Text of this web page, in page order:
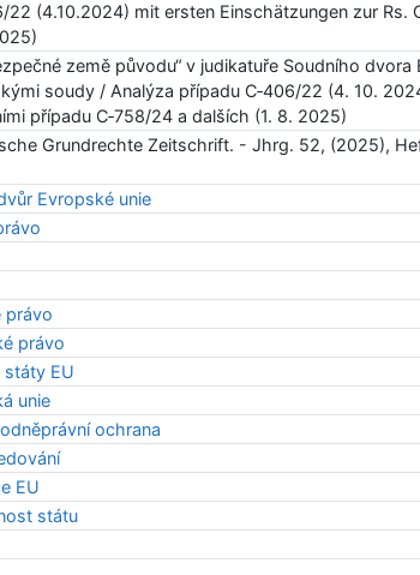
22 (4.10.2024) mit ersten Einschätzungen zur Rs.
země původu“ v judikatuře Soudního dvora
soudy / Analýza případu C‑406/22 (4. 10.
případu C‑758/24 a dalších (1. 8. 2025)
Grundrechte Zeitschrift. - Jhrg. 52, (2025),
Evropské unie
právo
právo
státy EU
unie
ochrana
EU
státu